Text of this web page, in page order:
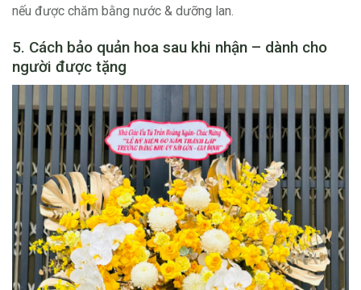
nếu được chăm bằng nước & dưỡng lan.
5. Cách bảo quản hoa sau khi nhận – dành cho
người được tặng